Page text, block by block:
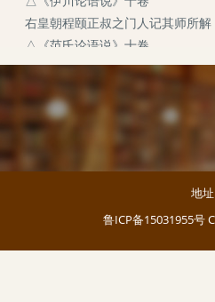
地
鲁ICP备15031955号